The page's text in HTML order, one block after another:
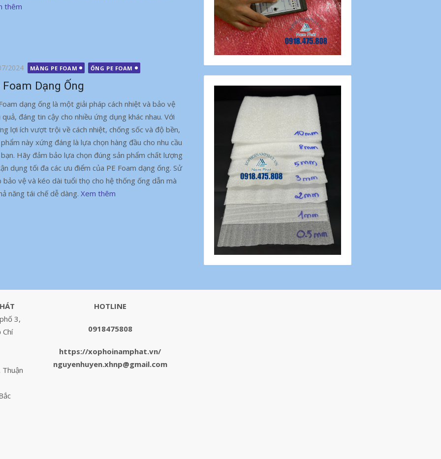
thêm
2024 MÀNG PE FOAM ỐNG PE FOAM
Foam Dạng Ống
dạng ống là một giải pháp cách nhiệt và bảo vệ
quả, đáng tin cậy cho nhiều ứng dụng khác nhau. Với
lợi ích vượt trội về cách nhiệt, chống sốc và độ bền,
này xứng đáng là lựa chọn hàng đầu cho nhu cầu
Hãy đảm bảo lựa chọn đúng sản phẩm chất lượng
dụng tối đa các ưu điểm của PE Foam dạng ống. Sử
vệ và kéo dài tuổi thọ cho hệ thống ống dẫn mà
năng tái chế dễ dàng. Xem thêm
3,
HOTLINE
0918475808
https://xophoinamphat.vn/
nguyenhuyen.xhnp@gmail.com